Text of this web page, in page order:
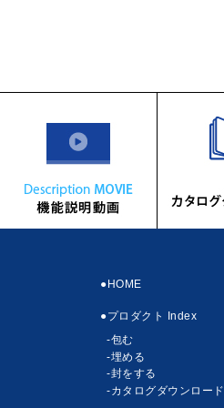
●HOME
●プロダクト Index
-包む
-埋める
-封をする
-カタログダウンロー